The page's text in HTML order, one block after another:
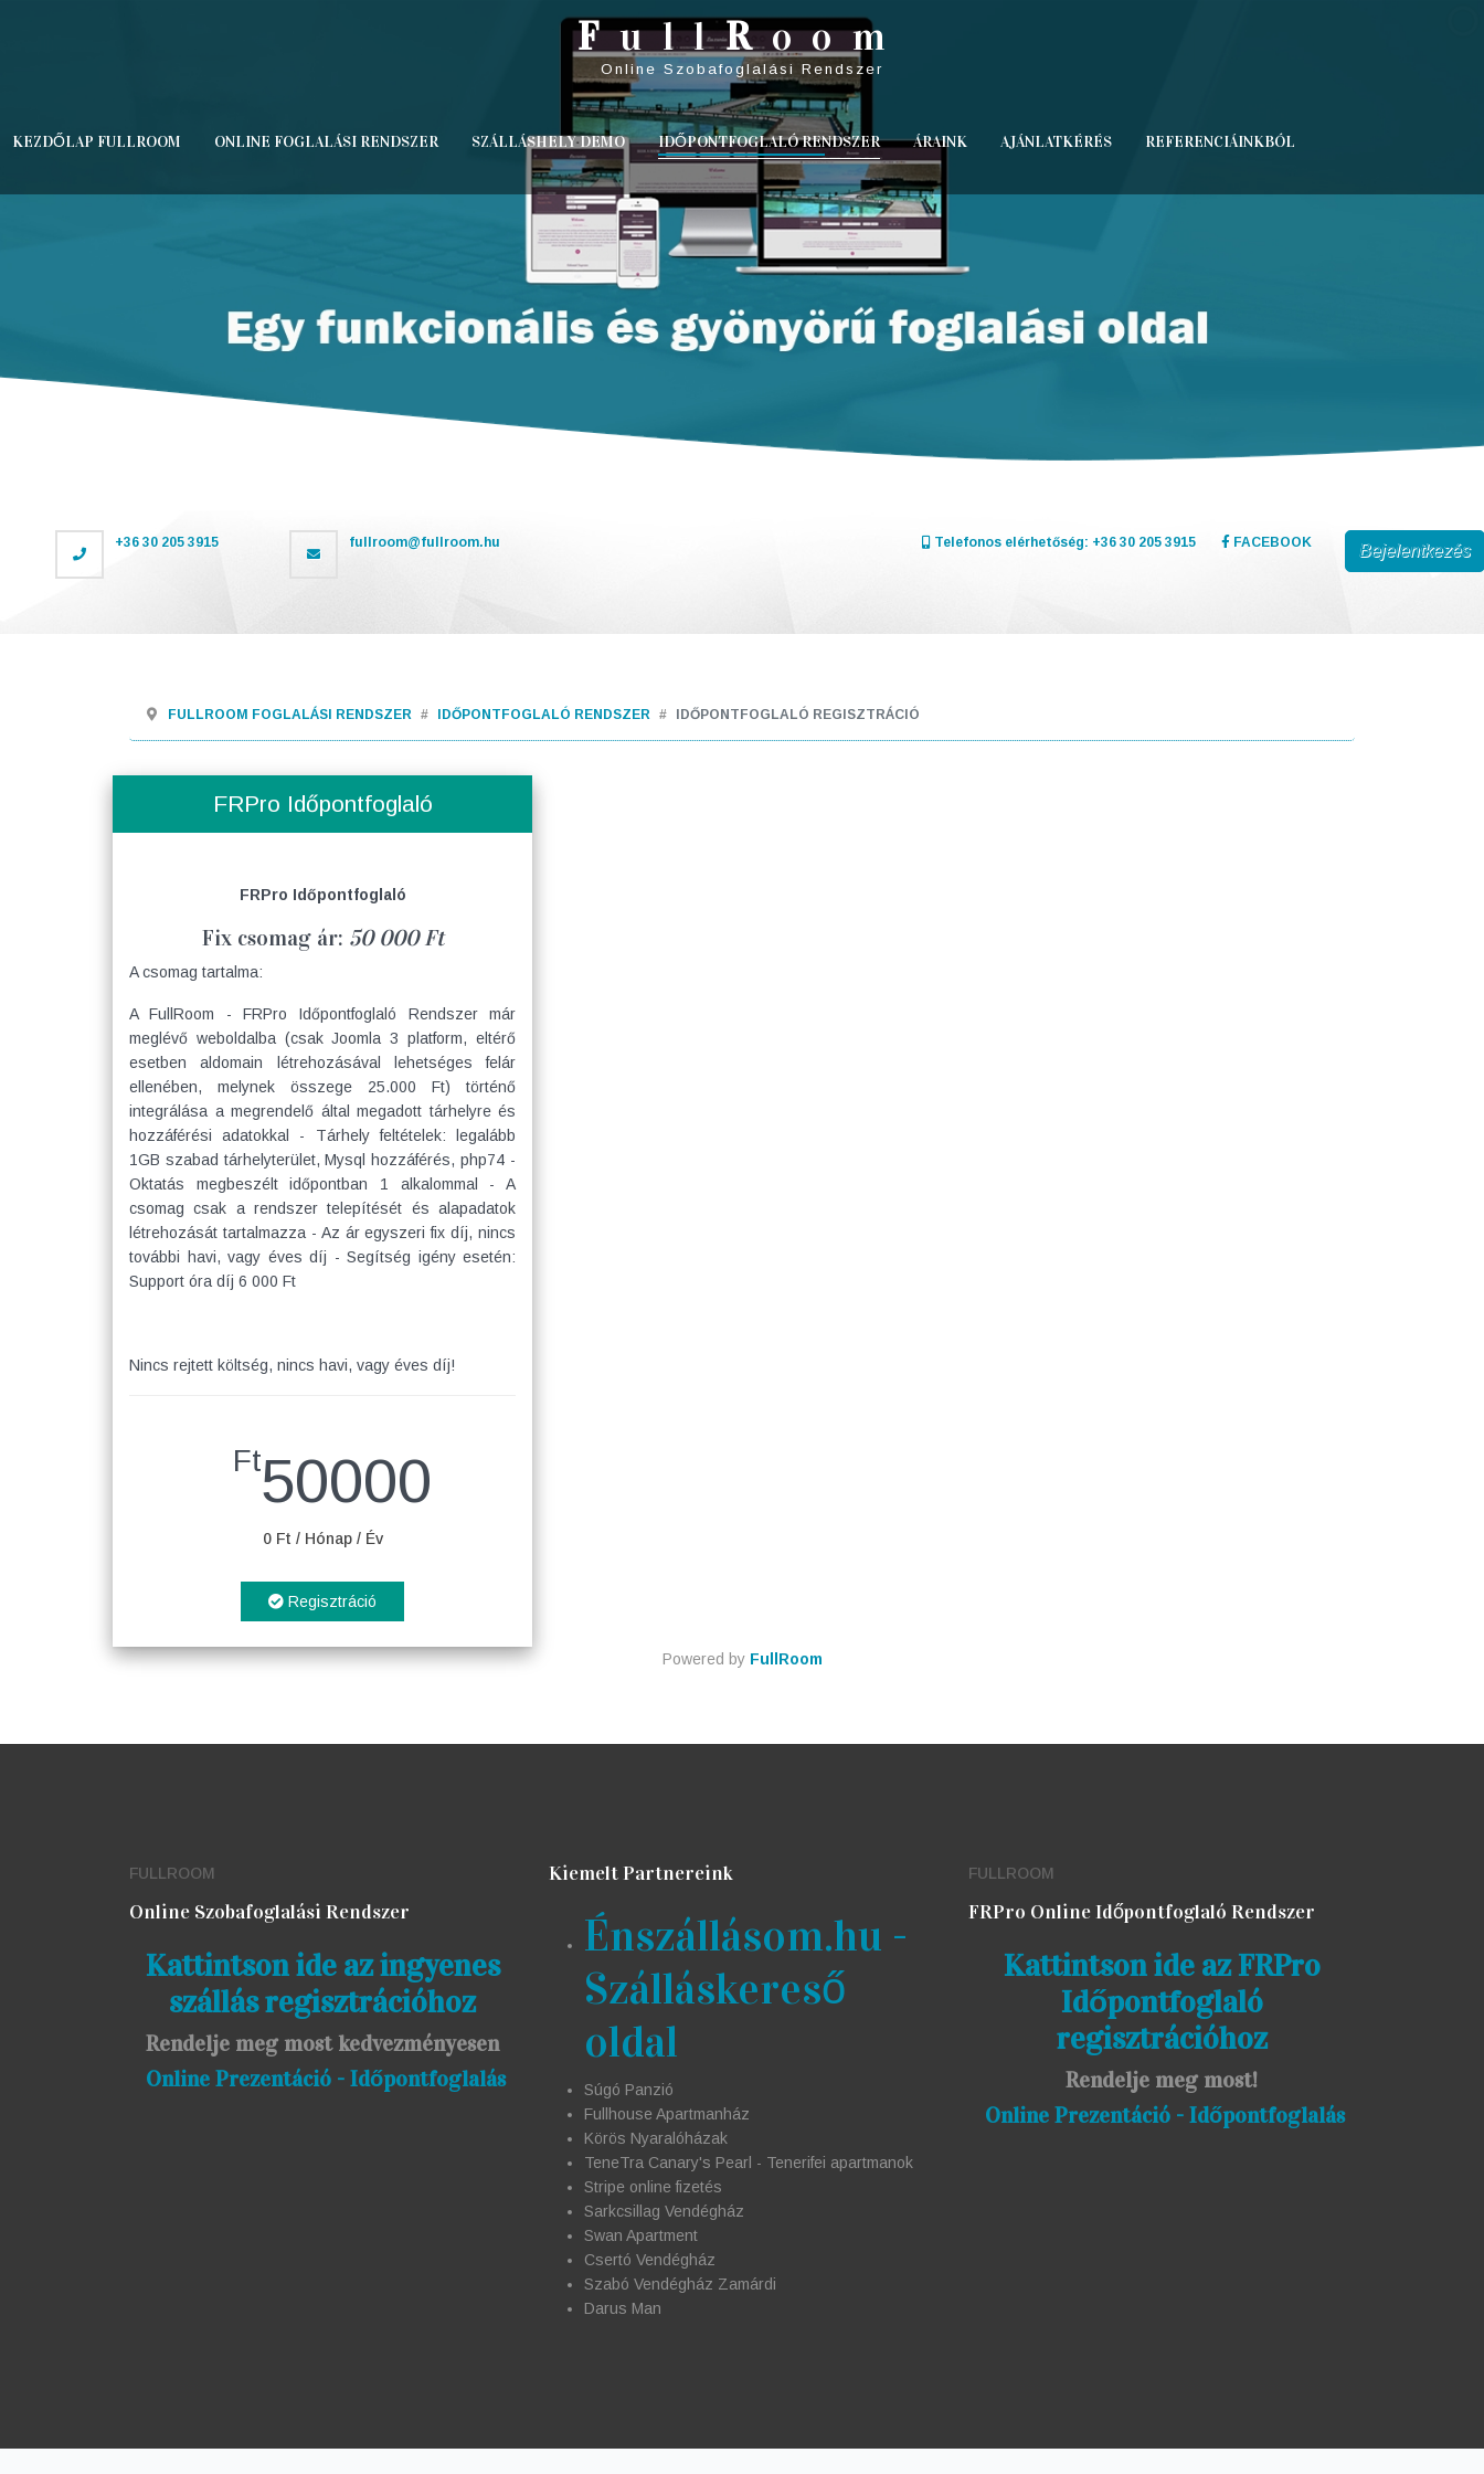
FullRoom
Online Szobafoglalási Rendszer
KEZDŐLAP FULLROOM ONLINE FOGLALÁSI RENDSZER SZÁLLÁSHELY DEMO IDŐPONTFOGLALÓ RENDSZER ÁRAINK AJÁNLATKÉRÉS REFERENCIÁINKBÓL
+36 30 205 3915 fullroom@fullroom.hu Telefonos elérhetőség: +36 30 205 3915 FACEBOOK Bejelentkezés
FULLROOM FOGLALÁSI RENDSZER IDŐPONTFOGLALÓ RENDSZER IDŐPONTFOGLALÓ REGISZTRÁCIÓ
FRPro Időpontfoglaló
FRPro Időpontfoglaló
Fix csomag ár: 50 000 Ft
A csomag tartalma:
A FullRoom - FRPro Időpontfoglaló Rendszer már
meglévő weboldalba (csak Joomla 3 platform, eltérő
esetben aldomain létrehozásával lehetséges felár
ellenében, melynek összege 25.000 Ft) történő
integrálása a megrendelő által megadott tárhelyre és
hozzáférési adatokkal - Tárhely feltételek: legalább
1GB szabad tárhelyterület, Mysql hozzáférés, php74 -
Oktatás megbeszélt időpontban 1 alkalommal - A
csomag csak a rendszer telepítését és alapadatok
létrehozását tartalmazza - Az ár egyszeri fix díj, nincs
további havi, vagy éves díj - Segítség igény esetén:
Support óra díj 6 000 Ft
Nincs rejtett költség, nincs havi, vagy éves díj!
Ft
50000
0 Ft / Hónap / Év
Regisztráció
Powered by FullRoom
FULLROOM
Online Szobafoglalási Rendszer
Kattintson ide az ingyenes
szállás regisztrációhoz
Rendelje meg most kedvezményesen
Online Prezentáció - Időpontfoglalás
Kiemelt Partnereink
Énszállásom.hu -
Szálláskereső
oldal
Súgó Panzió
Fullhouse Apartmanház
Körös Nyaralóházak
TeneTra Canary's Pearl - Tenerifei apartmanok
Stripe online fizetés
Sarkcsillag Vendégház
Swan Apartment
Csertó Vendégház
Szabó Vendégház Zamárdi
Darus Man
FULLROOM
FRPro Online Időpontfoglaló Rendszer
Kattintson ide az FRPro
Időpontfoglaló
regisztrációhoz
Rendelje meg most!
Online Prezentáció - Időpontfoglalás